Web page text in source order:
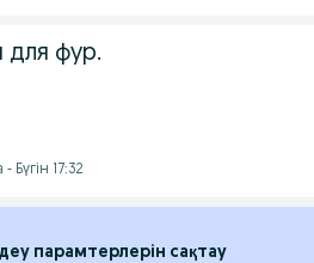
фур.
Бүгін 17:32
парамтерлерін сақтау